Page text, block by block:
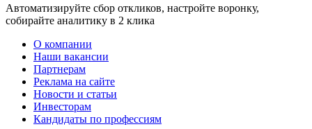
Автоматизируйте сбор откликов, настройте воронку,
собирайте аналитику в 2 клика
О компании
Наши вакансии
Партнерам
Реклама на сайте
Новости и статьи
Инвесторам
Кандидаты по профессиям